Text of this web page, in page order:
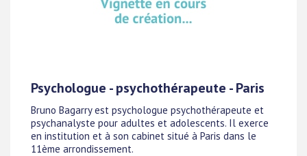
Psychologue - psychothérapeute - Paris
Bruno Bagarry est psychologue psychothérapeute et
psychanalyste pour adultes et adolescents. Il exerce
en institution et à son cabinet situé à Paris dans le
11ème arrondissement.